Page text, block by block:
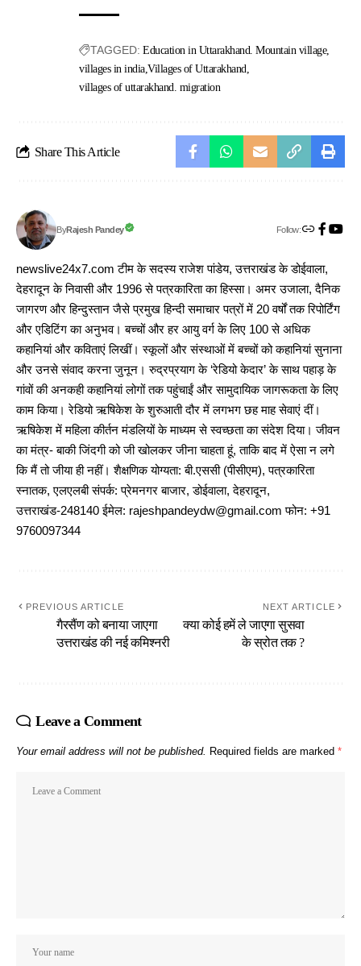
TAGGED: Education in Uttarakhand. Mountain village
villages in india Villages of Uttarakhand
villages of uttarakhand. migration
Share This Article
ByRajesh Pandey Follow:
newslive24x7.com टीम के सदस्य राजेश पांडेय, उत्तराखंड के डोईवाला,
देहरादून के निवासी और 1996 से पत्रकारिता का हिस्सा। अमर उजाला, दैनिक
जागरण और हिन्दुस्तान जैसे प्रमुख हिन्दी समाचार पत्रों में 20 वर्षों तक रिपोर्टिंग
और एडिटिंग का अनुभव। बच्चों और हर आयु वर्ग के लिए 100 से अधिक
कहानियां और कविताएं लिखीं। स्कूलों और संस्थाओं में बच्चों को कहानियां सुनाना
और उनसे संवाद करना जुनून। रुद्रप्रयाग के ‘रेडियो केदार’ के साथ पहाड़ के
गांवों की अनकही कहानियां लोगों तक पहुंचाईं और सामुदायिक जागरूकता के लिए
काम किया। रेडियो ऋषिकेश के शुरुआती दौर में लगभग छह माह सेवाएं दीं।
ऋषिकेश में महिला कीर्तन मंडलियों के माध्यम से स्वच्छता का संदेश दिया। जीवन
का मंत्र- बाकी जिंदगी को जी खोलकर जीना चाहता हूं, ताकि बाद में ऐसा न लगे
कि मैं तो जीया ही नहीं। शैक्षणिक योग्यता: बी.एससी (पीसीएम), पत्रकारिता
स्नातक, एलएलबी संपर्क: प्रेमनगर बाजार, डोईवाला, देहरादून,
उत्तराखंड-248140 ईमेल: rajeshpandeydw@gmail.com फोन: +91
9760097344
PREVIOUS ARTICLE
गैरसैंण को बनाया जाएगा
उत्तराखंड की नई कमिश्नरी
NEXT ARTICLE
क्या कोई हमें ले जाएगा सुसवा
के स्रोत तक ?
Leave a Comment
Your email address will not be published. Required fields are marked *